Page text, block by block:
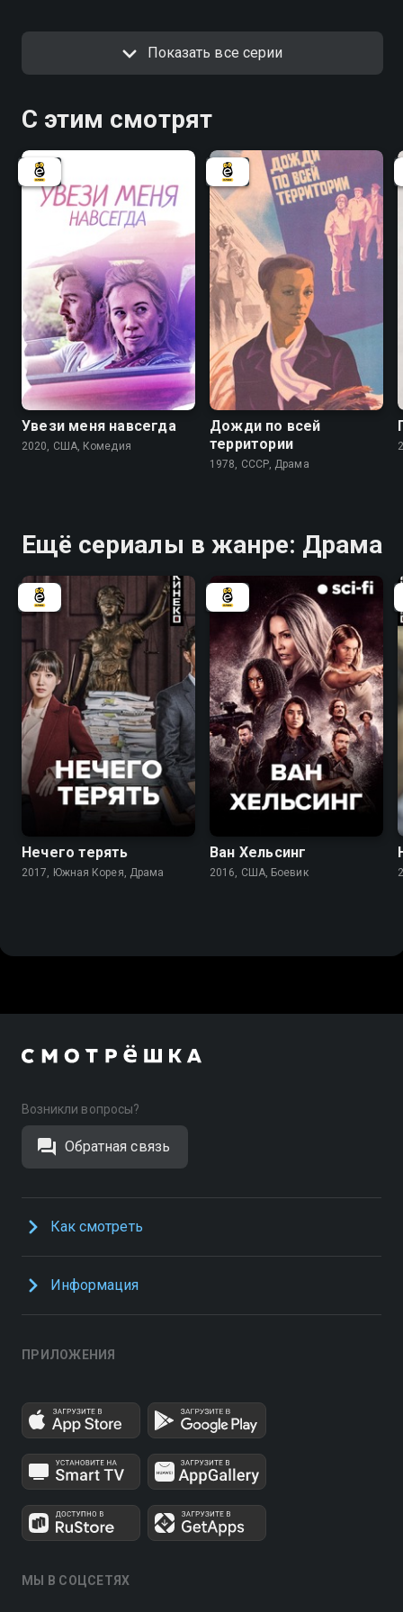
Показать все серии
С этим смотрят
Увези меня навсегда
2020, США, Комедия
Дожди по всей
территории
1978, СССР, Драма
Ещё сериалы в жанре: Драма
6.7
Нечего терять
2017, Южная Корея, Драма
6.7 6.2
Ван Хельсинг
2016, США, Боевик
Возникли вопросы?
Обратная связь
Как смотреть
Информация
ПРИЛОЖЕНИЯ
МЫ В СОЦСЕТЯХ